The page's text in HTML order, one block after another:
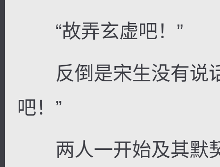
“故弄玄虚吧！”
反倒是宋生没有说话
吧！”
两人一开始及其默